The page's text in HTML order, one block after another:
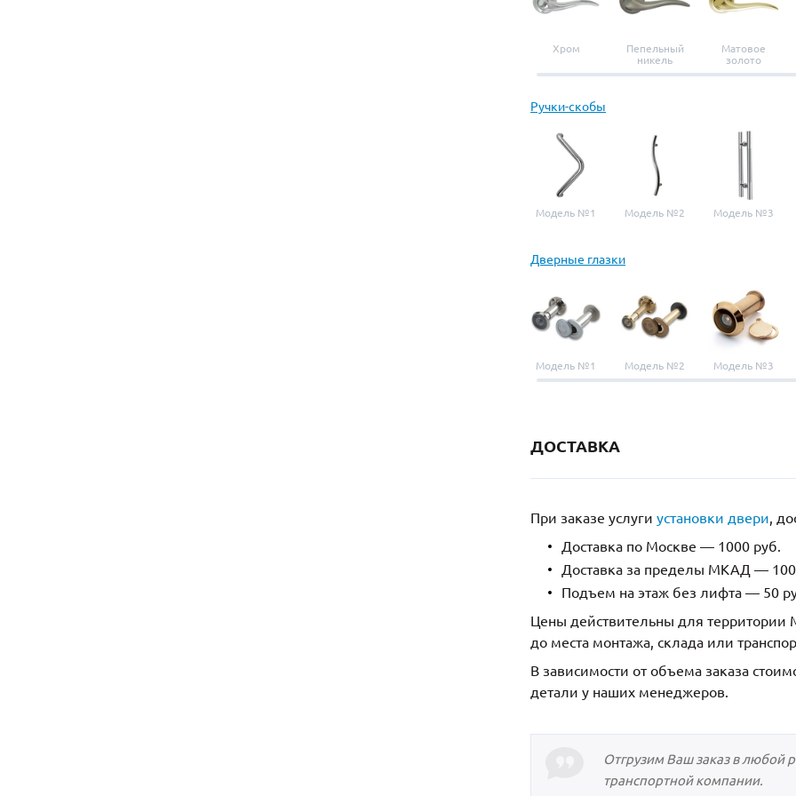
Хром
Пепельный
никель
Матовое
золото
Ручки-скобы
Модель №1 Модель №2 Модель №3
Дверные глазки
Модель №1 Модель №2 Модель №3
ДОСТАВКА
При заказе услуги установки двери,
Доставка по Москве — 1000 руб.
Доставка за пределы МКАД —
Подъем на этаж без лифта — 50
Цены действительны для территории
до места монтажа, склада или
В зависимости от объема заказа
детали у наших менеджеров.
Отгрузим Ваш заказ в любой
транспортной компании.